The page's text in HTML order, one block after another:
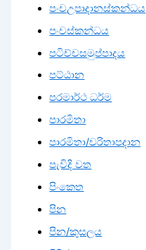
පංචඋපාදානස්කන්ධය
පංචස්කන්ධය
පටිච්චසමුප්පාදය
පට්ඨාන
පරමාර්ථ ධර්ම
පාරමිතා
පාරමිතා/චරිතාපදාන
පැවිදි වත
පිංකෙත
පින
පින/කුසලය